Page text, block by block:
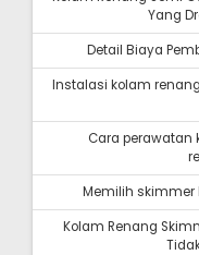
Yang
Detail Biaya
Instalasi kolam
Cara perawatan
Memilih skimmer
Kolam Renang